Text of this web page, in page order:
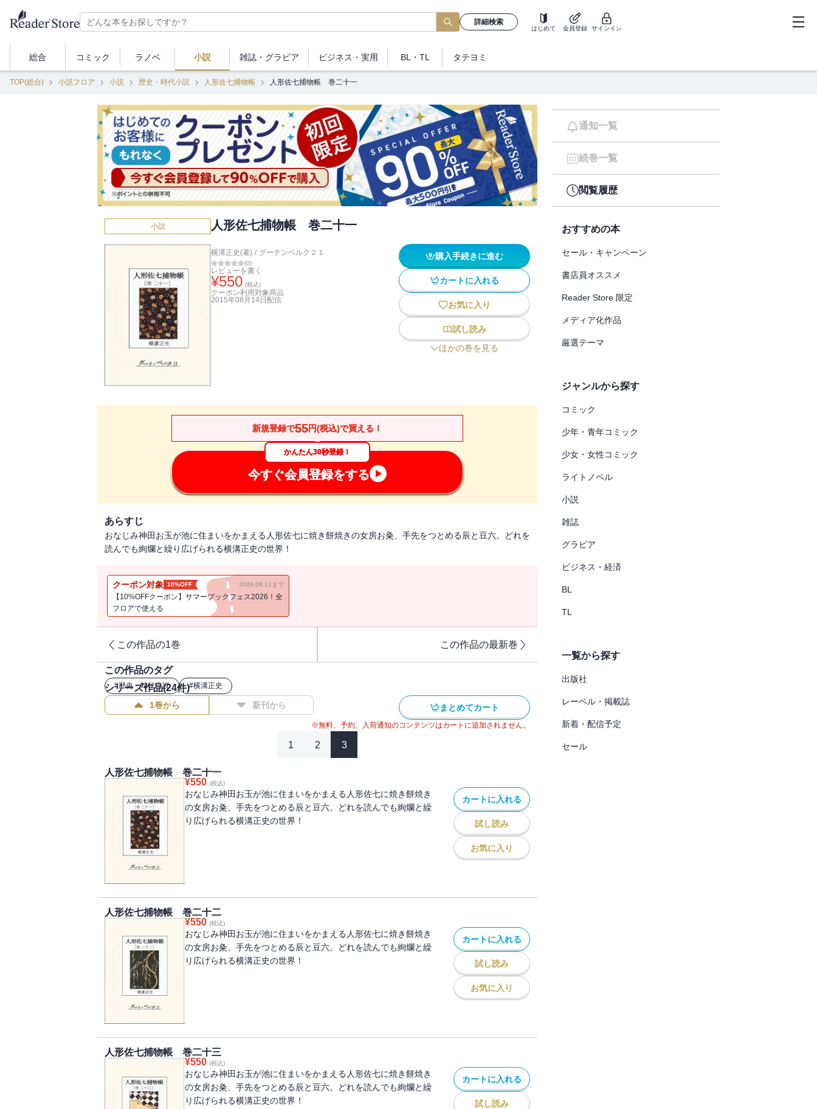
詳細検索
はじめて 会員登録 サインイン
総合 コミック ラノベ 小説 雑誌・ グラビア ビジネス ・実用 BL・TL タテヨミ
TOP(総合) 小説フロア 小説 歴史・時代小説 人形佐七捕物帳 人形佐七捕物帳 巻二十一
小説 人形佐七捕物帳 巻二十一
横溝正史(著) / グーテンベルク２１
(0)
レビューを書く
¥550 (税込)
クーポン利用対象商品
2015年08月14日 配信
購入手続きに進む
カートに入れる
お気に入り
試し読み
ほかの巻を見る
新規登録で55円(税込)で買える！
かんたん30秒登録！
今すぐ会員登録をする
あらすじ
おなじみ神田お玉が池に住まいをかまえる人形佐七に焼き餅焼きの女房お粂、手先をつとめる辰と豆六。どれを
読んでも絢爛と繰り広げられる横溝正史の世界！
クーポン対象 10%OFF 2026.08.11まで
【10%OFFクーポン】サマーブックフェス2026！全
フロアで使える
この作品の1巻 この作品の最新巻
この作品のタグ
#歴史・時代小説 #横溝正史
シリーズ作品(24件)
1巻から 新刊から まとめてカート
※無料、予約、入荷通知のコンテンツはカートに追加されません。
1 2 3
人形佐七捕物帳 巻二十一
¥550 (税込)
おなじみ神田お玉が池に住まいをかまえる人形佐七に焼き餅焼き
の女房お粂、手先をつとめる辰と豆六。どれを読んでも絢爛と繰
り広げられる横溝正史の世界！
カートに入れる
試し読み
お気に入り
人形佐七捕物帳 巻二十二
¥550 (税込)
おなじみ神田お玉が池に住まいをかまえる人形佐七に焼き餅焼き
の女房お粂、手先をつとめる辰と豆六。どれを読んでも絢爛と繰
り広げられる横溝正史の世界！
カートに入れる
試し読み
お気に入り
人形佐七捕物帳 巻二十三
¥550 (税込)
おなじみ神田お玉が池に住まいをかまえる人形佐七に焼き餅焼き
の女房お粂、手先をつとめる辰と豆六。どれを読んでも絢爛と繰
り広げられる横溝正史の世界！
カートに入れる
試し読み
通知一覧
続巻一覧
閲覧履歴
おすすめの本
セール・キャンペーン
書店員オススメ
Reader Store 限定
メディア化作品
厳選テーマ
ジャンルから探す
コミック
少年・青年コミック
少女・女性コミック
ライトノベル
小説
雑誌
グラビア
ビジネス・経済
BL
TL
一覧から探す
出版社
レーベル・掲載誌
新着・配信予定
セール